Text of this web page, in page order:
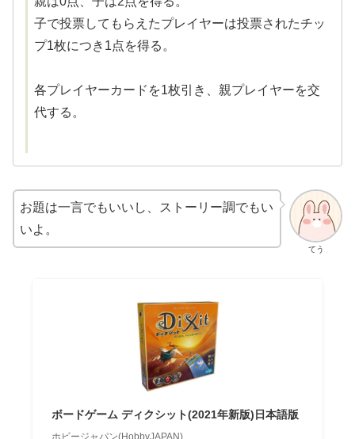
子で投票してもらえたプレイヤーは投票されたチッ
プ1枚につき1点を得る。
各プレイヤーカードを1枚引き、親プレイヤーを交
代する。
てう
お題は一言でもいいし、ストーリー調でもい
いよ。
ボードゲーム ディクシット(2021年新版)日本語版